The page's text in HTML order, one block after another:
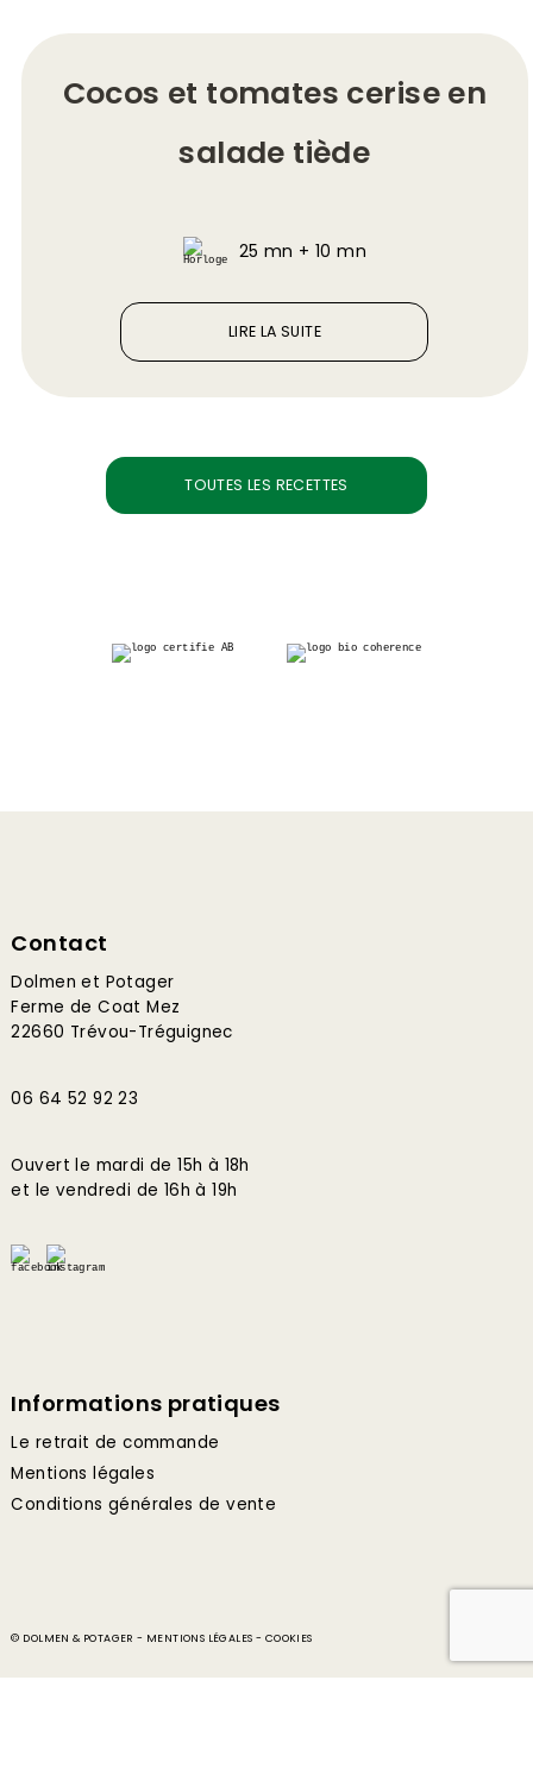
Cocos et tomates cerise en
salade tiède
25 mn + 10 mn
LIRE LA SUITE
TOUTES LES RECETTES
Contact
Dolmen et Potager
Ferme de Coat Mez
22660 Trévou-Tréguignec
06 64 52 92 23
Ouvert le mardi de 15h à 18h
et le vendredi de 16h à 19h
Informations pratiques
Le retrait de commande
Mentions légales
Conditions générales de vente
© DOLMEN & POTAGER - MENTIONS LÉGALES - COOKIES